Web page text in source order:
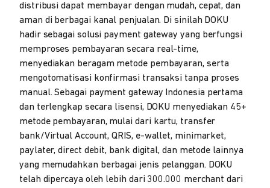
distribusi dapat membayar dengan mudah, cepat, dan
aman di berbagai kanal penjualan. Di sinilah DOKU
hadir sebagai solusi payment gateway yang berfungsi
memproses pembayaran secara real-time,
menyediakan beragam metode pembayaran, serta
mengotomatisasi konfirmasi transaksi tanpa proses
manual. Sebagai payment gateway Indonesia pertama
dan terlengkap secara lisensi, DOKU menyediakan 45+
metode pembayaran, mulai dari kartu, transfer
bank/Virtual Account, QRIS, e-wallet, minimarket,
paylater, direct debit, bank digital, dan metode lainnya
yang memudahkan berbagai jenis pelanggan. DOKU
telah dipercaya oleh lebih dari 300.000 merchant dari